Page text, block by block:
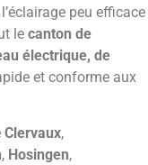
peu efficace
le canton de
électrique, de
et conforme aux
Clervaux,
, Hosingen,